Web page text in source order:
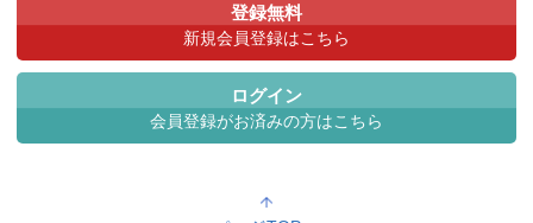
登録無料
新規会員登録はこちら
ログイン
会員登録がお済みの方はこちら